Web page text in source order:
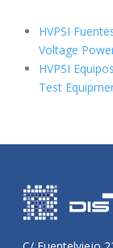
HVPSI
Voltage
HVPSI
Test